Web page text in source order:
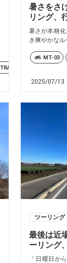
XSR700
TRACER9 GT+ Y-AMT
暑さをさ
リング、
暑さが本格
き爽やかな
MT-03
2025/07/13
ツーリング
最後は近
ーリング
「日曜日か